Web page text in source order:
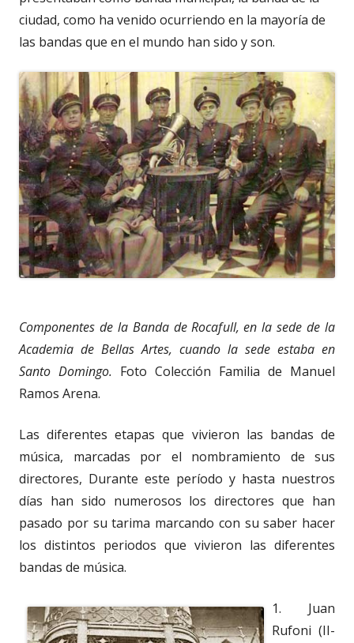
ciudad, como ha venido ocurriendo en la mayoría de
las bandas que en el mundo han sido y son.
Componentes de la Banda de Rocafull, en la sede de la
Academia de Bellas Artes, cuando la sede estaba en
Santo Domingo. Foto Colección Familia de Manuel
Ramos Arena.
Las diferentes etapas que vivieron las bandas de
música, marcadas por el nombramiento de sus
directores, Durante este período y hasta nuestros
días han sido numerosos los directores que han
pasado por su tarima marcando con su saber hacer
los distintos periodos que vivieron las diferentes
bandas de música.
1. Juan
Rufoni (II-